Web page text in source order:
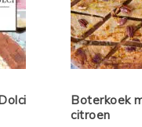
Boterkoek
citroen